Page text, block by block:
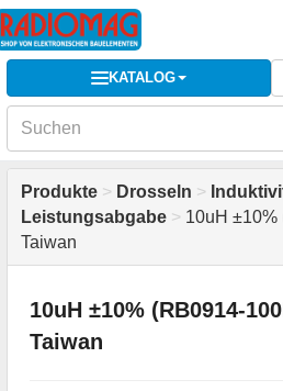
KATALOG
Produkte > Drosseln >
Leistungsabgabe > 10uH ±10%
Taiwan
10uH ±10% (RB0914-
Taiwan